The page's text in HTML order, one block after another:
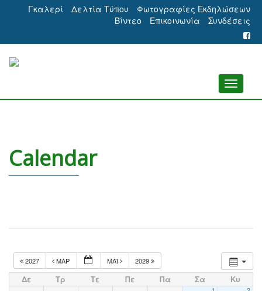
Γκαλερί Δελτία Τύπου
Φωτογραφίες Εκδηλώσεων
Βίντεο
Επικοινωνία Συνδέσεις
Calendar
2027 ΜΑΡ ΜΆΙ 2029
Δε Τρ Τε Πε Πα Σα Κυ